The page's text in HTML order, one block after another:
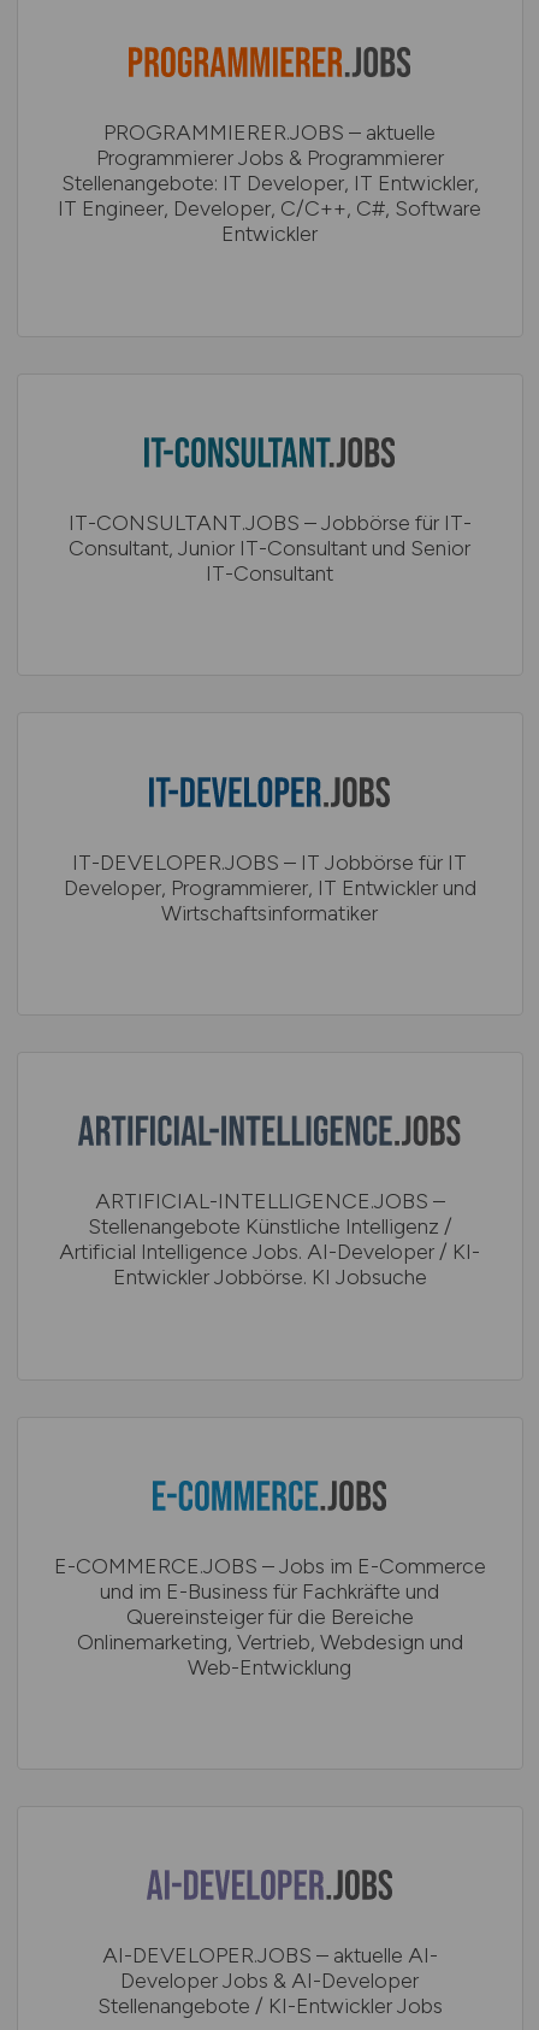
PROGRAMMIERER.JOBS – aktuelle
Programmierer Jobs & Programmierer
Stellenangebote: IT Developer, IT Entwickler,
IT Engineer, Developer, C/C++, C#, Software
Entwickler
IT-CONSULTANT.JOBS – Jobbörse für IT-
Consultant, Junior IT-Consultant und Senior
IT-Consultant
IT-DEVELOPER.JOBS – IT Jobbörse für IT
Developer, Programmierer, IT Entwickler und
Wirtschaftsinformatiker
ARTIFICIAL-INTELLIGENCE.JOBS –
Stellenangebote Künstliche Intelligenz /
Artificial Intelligence Jobs. AI-Developer / KI-
Entwickler Jobbörse. KI Jobsuche
E-COMMERCE.JOBS – Jobs im E-Commerce
und im E-Business für Fachkräfte und
Quereinsteiger für die Bereiche
Onlinemarketing, Vertrieb, Webdesign und
Web-Entwicklung
AI-DEVELOPER.JOBS – aktuelle AI-
Developer Jobs & AI-Developer
Stellenangebote / KI-Entwickler Jobs